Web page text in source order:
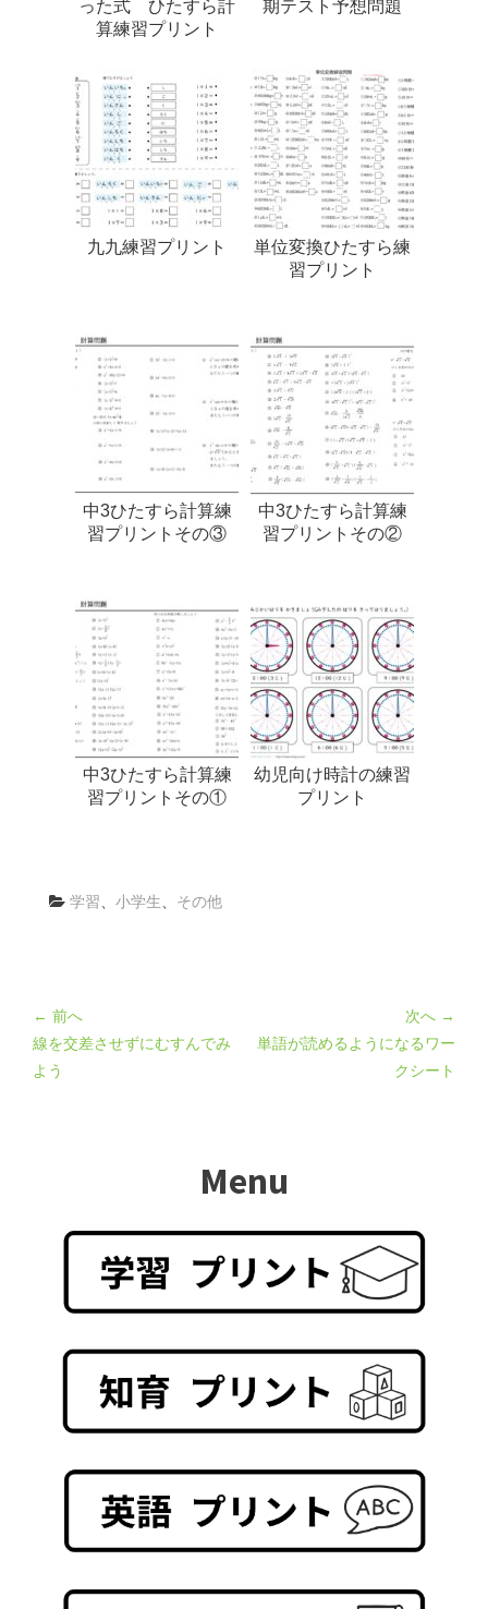
った式 ひたすら計
算練習プリント
期テスト予想問題
九九練習プリント
単位変換ひたすら練
習プリント
中3ひたすら計算練
習プリントその③
中3ひたすら計算練
習プリントその②
中3ひたすら計算練
習プリントその①
幼児向け時計の練習
プリント
学習、 小学生、 その他
← 前へ
線を交差させずにむすんでみ
よう
次へ →
単語が読めるようになるワー
クシート
Menu